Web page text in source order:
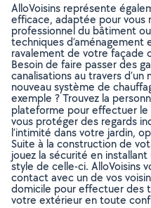
AlloVoisins représente
efficace, adaptée pour vous
professionnel du bâtiment
techniques d’aménagement
ravalement de votre façade
Besoin de faire passer des
canalisations au travers d’un
nouveau système de
exemple ? Trouvez la
plateforme pour effectuer le
vous protéger des regards
l’intimité dans votre jardin,
Suite à la construction de
jouez la sécurité en
style de celle-ci. AlloVoisins
contact avec un de vos
domicile pour effectuer des
votre extérieur en toute